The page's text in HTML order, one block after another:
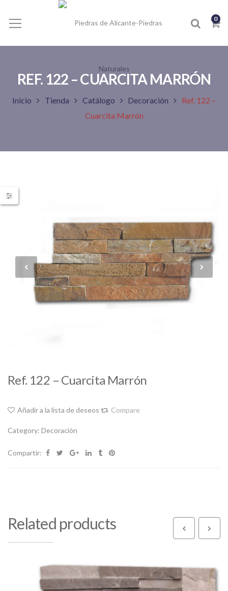
0
REF. 122 – CUARCITA MARRÓN
Inicio Tienda Catálogo Decoración
Ref. 122 –
Cuarcita Marrón
Ref. 122 – Cuarcita Marrón
Añadir a la lista de deseos Compare
Category: Decoración
Compartir:
Related products